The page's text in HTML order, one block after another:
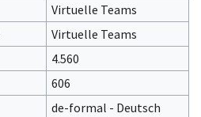
Virtuelle Teams
Virtuelle Teams
4.560
606
de-formal - Deutsch